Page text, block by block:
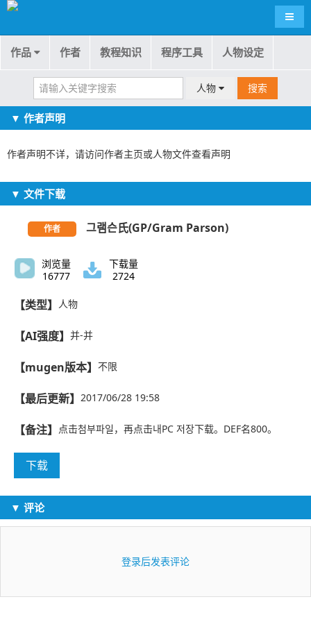
导航
作品 作者 教程知识 程序工具 人物设定
人物 搜索
▼ 作者声明
作者声明不详，请访问作者主页或人物文件查看声明
▼ 文件下载
作者 그램슨氏(GP/Gram Parson)
浏览量
16777
下载量
2724
【类型】 人物
【AI强度】 并-并
【mugen版本】 不限
【最后更新】 2017/06/28 19:58
【备注】 点击첨부파일，再点击내PC 저장下载。DEF名800。
下载
▼ 评论
登录后发表评论